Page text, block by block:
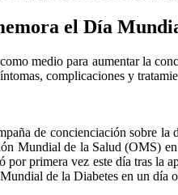
el Día
medio para aumentar la
complicaciones y
de concienciación sobre la
Mundial de la Salud (OMS)
primera vez este día tras
de la Diabetes en un día